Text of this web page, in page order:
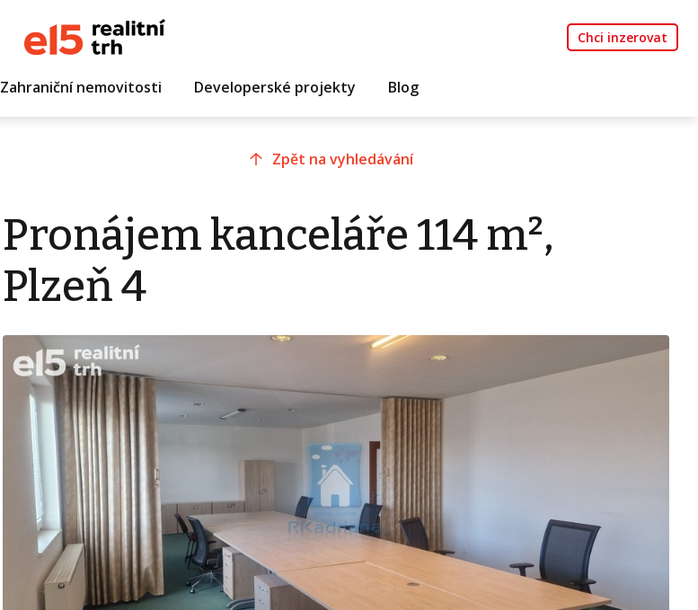
Chci inzerovat
Zahraniční nemovitosti Developerské projekty Blog
Zpět na vyhledávání
Pronájem kanceláře 114 m²,
Plzeň 4